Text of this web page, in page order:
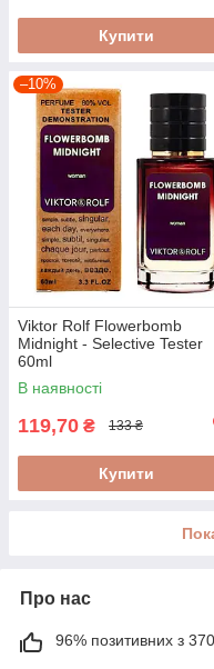
Купити
–10%
Viktor Rolf Flowerbomb
Midnight - Selective Tester
60ml
В наявності
119,70 ₴ 133 ₴
Купити
Про нас
96% позитивних з 370